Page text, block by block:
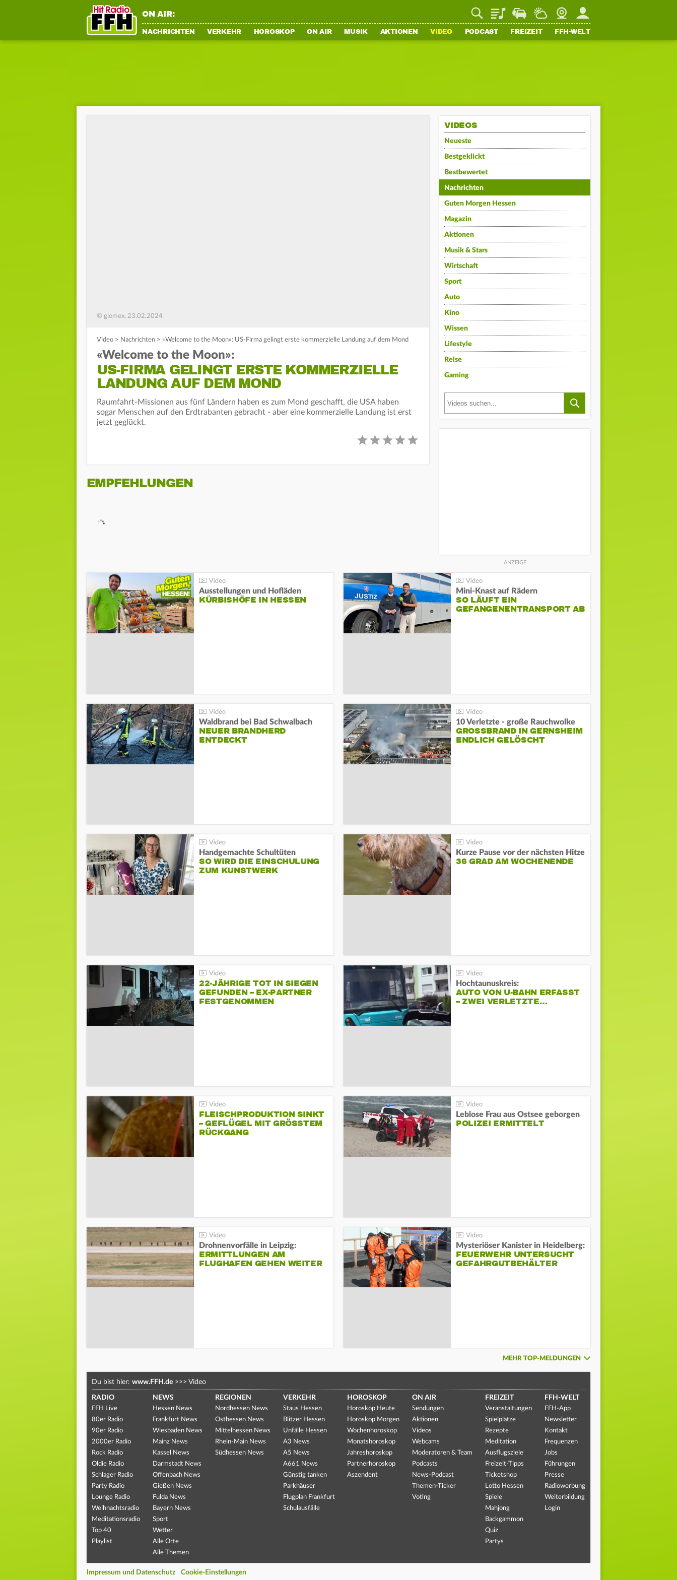
ON AIR: PlaylistStaupilotWetterWebcamMein FFH
NACHRICHTEN VERKEHR HOROSKOP ON AIR MUSIK AKTIONEN VIDEO PODCAST FREIZEIT FFH-WELT
© glomex, 23.02.2024
Video > Nachrichten > «Welcome to the Moon»: US-Firma gelingt erste kommerzielle Landung auf dem Mond
«Welcome to the Moon»:
US-FIRMA GELINGT ERSTE KOMMERZIELLE
LANDUNG AUF DEM MOND
Raumfahrt-Missionen aus fünf Ländern haben es zum Mond geschafft, die USA haben
sogar Menschen auf den Erdtrabanten gebracht - aber eine kommerzielle Landung ist erst
jetzt geglückt.
EMPFEHLUNGEN
VIDEOS
Neueste
Bestgeklickt
Bestbewertet
Nachrichten
Guten Morgen Hessen
Magazin
Aktionen
Musik & Stars
Wirtschaft
Sport
Auto
Kino
Wissen
Lifestyle
Reise
Gaming
Ausstellungen und Hofläden
KÜRBISHÖFE IN HESSEN
Mini-Knast auf Rädern
SO LÄUFT EIN
GEFANGENENTRANSPORT AB
Waldbrand bei Bad Schwalbach
NEUER BRANDHERD
ENTDECKT
10 Verletzte - große Rauchwolke
GROSSBRAND IN GERNSHEIM E
NDLICH GELÖSCHT
Handgemachte Schultüten
SO WIRD DIE EINSCHULUNG
ZUM KUNSTWERK
Kurze Pause vor der nächsten Hitze
36 GRAD AM WOCHENENDE
22-JÄHRIGE TOT IN SIEGEN
GEFUNDEN – EX-PARTNER
FESTGENOMMEN
Hochtaunuskreis:
AUTO VON U-BAHN ERFASST
– ZWEI VERLETZTE…
FLEISCHPRODUKTION SINKT
– GEFLÜGEL MIT GRÖSSTEM R
ÜCKGANG
Leblose Frau aus Ostsee geborgen
POLIZEI ERMITTELT
Drohnenvorfälle in Leipzig:
ERMITTLUNGEN AM
FLUGHAFEN GEHEN WEITER
Mysteriöser Kanister in Heidelberg:
FEUERWEHR UNTERSUCHT
GEFAHRGUTBEHÄLTER
MEHR TOP-MELDUNGEN
Du bist hier: www.FFH.de >>> Video
RADIO
FFH Live
80er Radio
90er Radio
2000er Radio
Rock Radio
Oldie Radio
Schlager Radio
Party Radio
Lounge Radio
Weihnachtsradio
Meditationsradio
Top 40
Playlist
NEWS
Hessen News
Frankfurt News
Wiesbaden News
Mainz News
Kassel News
Darmstadt News
Offenbach News
Gießen News
Fulda News
Bayern News
Sport
Wetter
Alle Orte
Alle Themen
REGIONEN
Nordhessen News
Osthessen News
Mittelhessen News
Rhein-Main News
Südhessen News
VERKEHR
Staus Hessen
Blitzer Hessen
Unfälle Hessen
A3 News
A5 News
A661 News
Günstig tanken
Parkhäuser
Flugplan Frankfurt
Schulausfälle
HOROSKOP
Horoskop Heute
Horoskop Morgen
Wochenhoroskop
Monatshoroskop
Jahreshoroskop
Partnerhoroskop
Aszendent
ON AIR
Sendungen
Aktionen
Videos
Webcams
Moderatoren & Team
Podcasts
News-Podcast
Themen-Ticker
Voting
FREIZEIT
Veranstaltungen
Spielplätze
Rezepte
Meditation
Ausflugsziele
Freizeit-Tipps
Ticketshop
Lotto Hessen
Spiele
Mahjong
Backgammon
Quiz
Partys
FFH-WELT
FFH-App
Newsletter
Kontakt
Frequenzen
Jobs
Führungen
Presse
Radiowerbung
Weiterbildung
Login
Impressum und Datenschutz Cookie-Einstellungen